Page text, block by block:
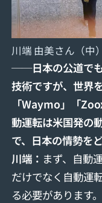
川端 由美さん（中）
──日本の公道で
技術ですが、世界
「Waymo」「
動運転は米国発の
で、日本の情勢を
川端： まず、自動
だけでなく自動運
る必要があります